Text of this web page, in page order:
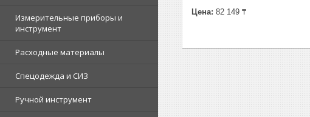
Измерительные приборы и
инструмент
Расходные материалы
Спецодежда и СИЗ
Ручной инструмент
Цена: 82 149 ₸